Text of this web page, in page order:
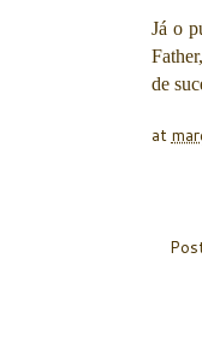
Já o
de
at